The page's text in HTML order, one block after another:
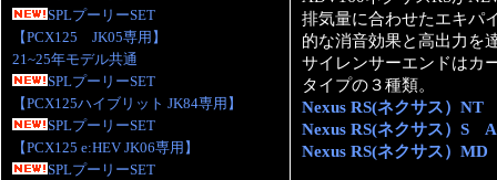
SPLプーリーSET
【PCX125 JK05専用】
21~25年モデル共通
SPLプーリーSET
【PCX125ハイブリット JK84専用】
SPLプーリーSET
【PCX125 e:HEV JK06専用】
SPLプーリーSET
排気量に合わせたエキパ
的な消音効果と高出力を
サイレンサーエンドはカ
タイプの３種類。
Nexus RS(ネクサス）
Nexus RS(ネクサス）S
Nexus RS(ネクサス）